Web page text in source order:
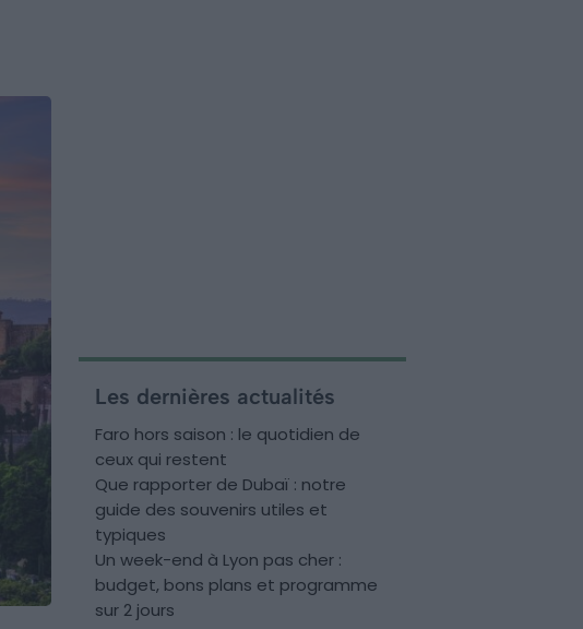
Les dernières actualités
Faro hors saison : le quotidien de
ceux qui restent
Que rapporter de Dubaï : notre
guide des souvenirs utiles et
typiques
Un week-end à Lyon pas cher :
budget, bons plans et programme
sur 2 jours